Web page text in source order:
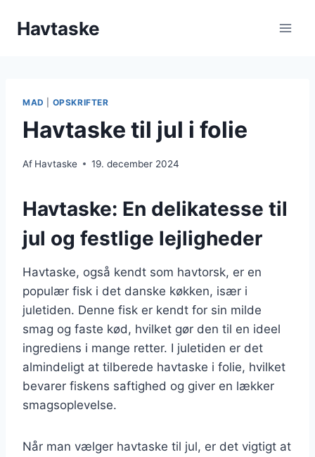
Havtaske
MAD OPSKRIFTER
Havtaske til jul i folie
Af Havtaske 19. december 2024
Havtaske: En delikatesse til
jul og festlige lejligheder
Havtaske, også kendt som havtorsk, er en
populær fisk i det danske køkken, især i
juletiden. Denne fisk er kendt for sin milde
smag og faste kød, hvilket gør den til en ideel
ingrediens i mange retter. I juletiden er det
almindeligt at tilberede havtaske i folie, hvilket
bevarer fiskens saftighed og giver en lækker
smagsoplevelse.
Når man vælger havtaske til jul, er det vigtigt at